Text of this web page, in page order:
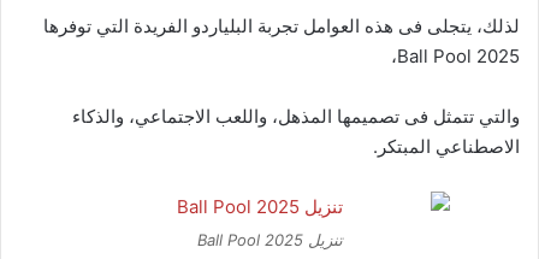
لذلك، يتجلى فى هذه العوامل تجربة البلياردو الفريدة التي توفرها
Ball Pool 2025،
والتي تتمثل فى تصميمها المذهل، واللعب الاجتماعي، والذكاء
الاصطناعي المبتكر.
تنزيل Ball Pool 2025